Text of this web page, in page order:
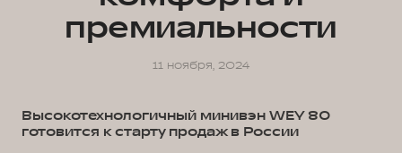
премиальности
11 ноября, 2024
Высокотехнологичный минивэн WEY 80
готовится к старту продаж в России